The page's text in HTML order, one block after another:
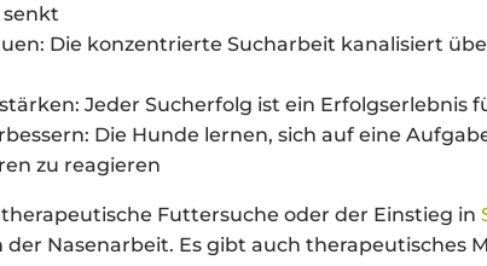
senkt
Die konzentrierte Sucharbeit kanalisiert
Jeder Sucherfolg ist ein Erfolgserlebnis
Die Hunde lernen, sich auf eine
zu reagieren
Futtersuche oder der Einstieg in
Nasenarbeit. Es gibt auch therapeutisches